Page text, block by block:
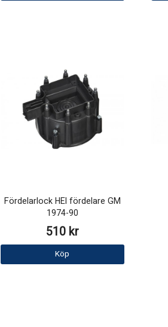
Fördelarlock HEI fördelare GM
1974-90
510 kr
Köp